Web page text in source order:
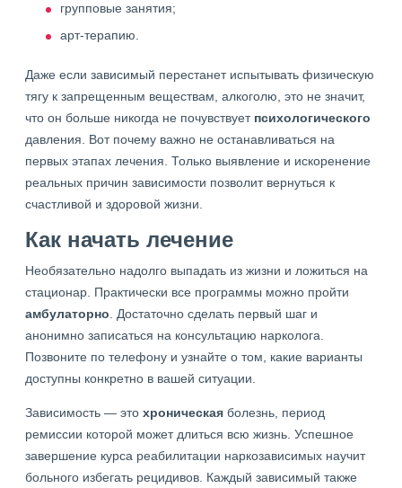
групповые занятия;
арт-терапию.
Даже если зависимый перестанет испытывать физическую
тягу к запрещенным веществам, алкоголю, это не значит,
что он больше никогда не почувствует психологического
давления. Вот почему важно не останавливаться на
первых этапах лечения. Только выявление и искоренение
реальных причин зависимости позволит вернуться к
счастливой и здоровой жизни.
Как начать лечение
Необязательно надолго выпадать из жизни и ложиться на
стационар. Практически все программы можно пройти
амбулаторно. Достаточно сделать первый шаг и
анонимно записаться на консультацию нарколога.
Позвоните по телефону и узнайте о том, какие варианты
доступны конкретно в вашей ситуации.
Зависимость — это хроническая болезнь, период
ремиссии которой может длиться всю жизнь. Успешное
завершение курса реабилитации наркозависимых научит
больного избегать рецидивов. Каждый зависимый также